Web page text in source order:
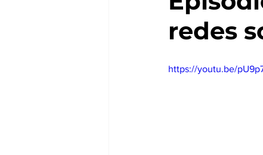
redes
https://youtu.be/